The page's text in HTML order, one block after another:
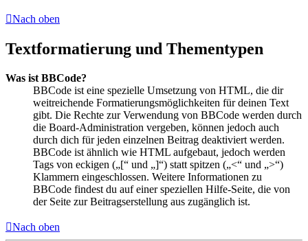
Nach oben
Textformatierung und Thementypen
Was ist BBCode?
BBCode ist eine spezielle Umsetzung von HTML, die dir
weitreichende Formatierungsmöglichkeiten für deinen Text
gibt. Die Rechte zur Verwendung von BBCode werden durch
die Board-Administration vergeben, können jedoch auch
durch dich für jeden einzelnen Beitrag deaktiviert werden.
BBCode ist ähnlich wie HTML aufgebaut, jedoch werden
Tags von eckigen („[“ und „]“) statt spitzen („<“ und „>“)
Klammern eingeschlossen. Weitere Informationen zu
BBCode findest du auf einer speziellen Hilfe-Seite, die von
der Seite zur Beitragserstellung aus zugänglich ist.
Nach oben